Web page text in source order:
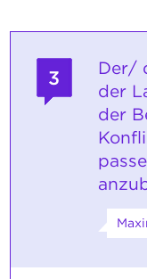
3
Der/
der
der